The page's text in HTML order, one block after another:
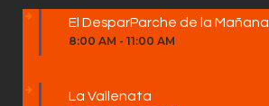
El DesparParche de la Mañana
8:00 AM - 11:00 AM
La Vallenata